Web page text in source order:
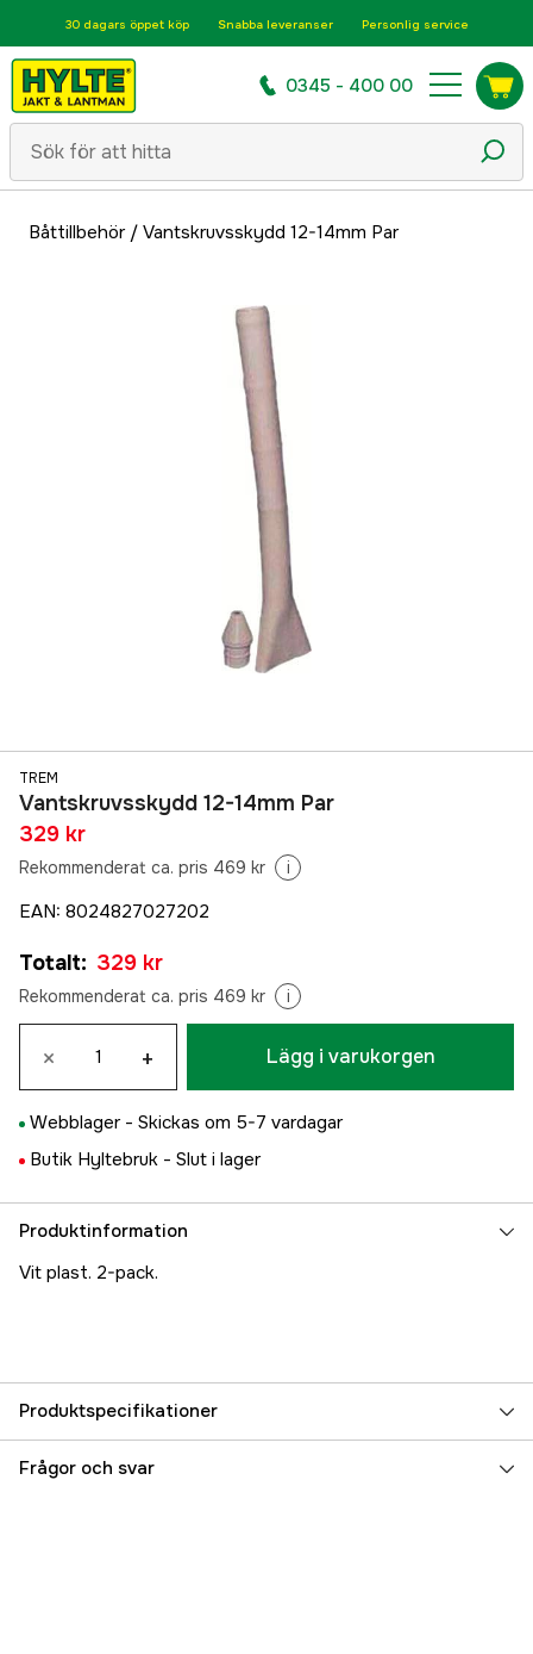
30 dagars öppet köp Snabba leveranser Personlig service
0345 - 400 00
Båttillbehör/ Vantskruvsskydd 12-14mm Par
TREM
Vantskruvsskydd 12-14mm Par
329 kr
Rekommenderat ca. pris 469 kr i
EAN: 8024827027202
Totalt: 329 kr
Rekommenderat ca. pris 469 kr i
× + Lägg i varukorgen
Webblager - Skickas om 5-7 vardagar
Butik Hyltebruk - Slut i lager
Produktinformation
Vit plast. 2-pack.
Produktspecifikationer
Referensnummer 5000025437
Frågor och svar